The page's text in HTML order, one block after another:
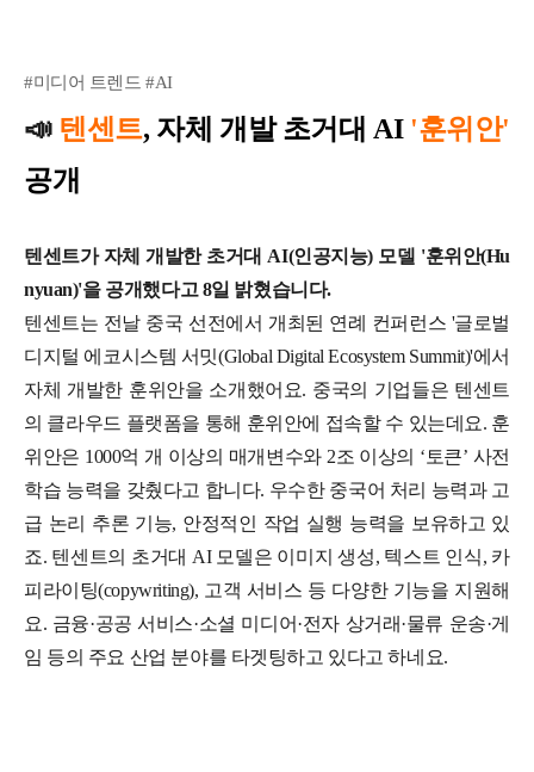
#미디어 트렌드 #AI
📣 텐센트, 자체 개발 초거대 AI '훈위안'
공개
텐센트가 자체 개발한 초거대 AI(인공지능) 모델 '훈위안(Hu
nyuan)'을 공개했다고 8일 밝혔습니다.
텐센트는 전날 중국 선전에서 개최된 연례 컨퍼런스 '글로벌
디지털 에코시스템 서밋(Global Digital Ecosystem Summit)'에서
자체 개발한 훈위안을 소개했어요. 중국의 기업들은 텐센트
의 클라우드 플랫폼을 통해 훈위안에 접속할 수 있는데요. 훈
위안은 1000억 개 이상의 매개변수와 2조 이상의 ‘토큰’ 사전
학습 능력을 갖췄다고 합니다. 우수한 중국어 처리 능력과 고
급 논리 추론 기능, 안정적인 작업 실행 능력을 보유하고 있
죠. 텐센트의 초거대 AI 모델은 이미지 생성, 텍스트 인식, 카
피라이팅(copywriting), 고객 서비스 등 다양한 기능을 지원해
요. 금융·공공 서비스·소셜 미디어·전자 상거래·물류 운송·게
임 등의 주요 산업 분야를 타겟팅하고 있다고 하네요.